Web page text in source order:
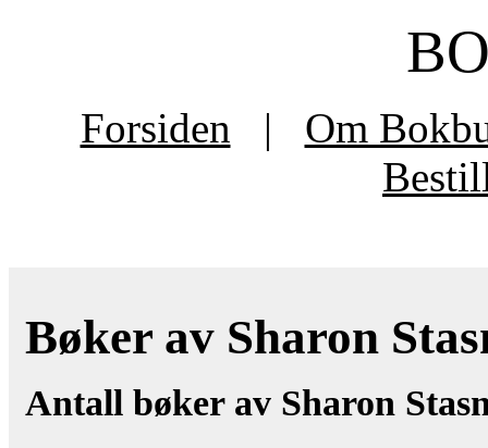
Forsiden |
Om
Bøker av Sharon
Antall bøker av Sharon